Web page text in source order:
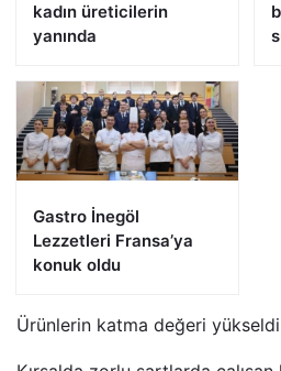
kadın üreticilerin
yanında
Gastro İnegöl
Lezzetleri Fransa’ya
konuk oldu
Ürünlerin katma değeri yükseldi